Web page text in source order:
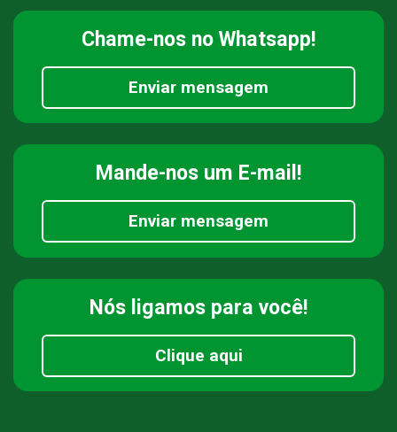
Chame-nos no Whatsapp!
Enviar mensagem
Mande-nos um E-mail!
Enviar mensagem
Nós ligamos para você!
Clique aqui